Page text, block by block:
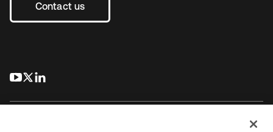
Contact us
s’ouvre dans un nouvel onglet
s’ouvre dans un nouvel onglet